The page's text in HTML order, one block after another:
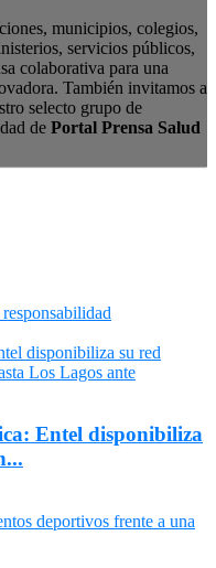
municipios, colegios,
servicios públicos,
colaborativa para una
También invitamos a
selecto grupo de
de Portal Prensa Salud
Entel disponibiliza